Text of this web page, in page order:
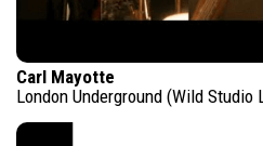
Carl Mayotte
London Underground (Wild Studio